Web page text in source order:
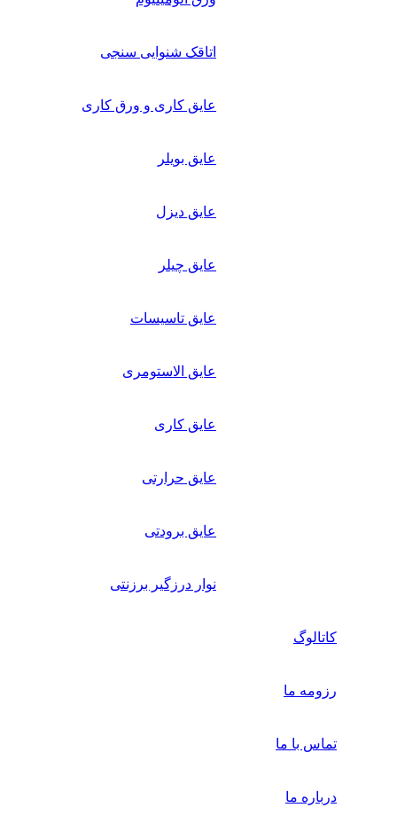
اتاقک شنوایی سنجی
عایق کاری و ورق کاری
عایق بویلر
عایق دیزل
عایق چیلر
عایق تاسیسات
عایق الاستومری
عایق کاری
عایق حرارتی
عایق برودتی
نوار درزگیر برزنتی
کاتالوگ
رزومه ما
تماس با ما
درباره ما